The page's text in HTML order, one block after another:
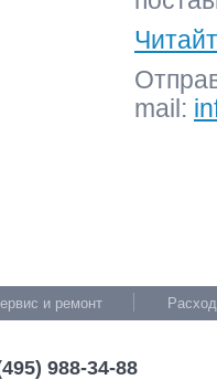
mail:
и ремонт
988-34-88